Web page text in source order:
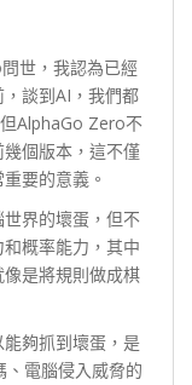
世，我認為已經
談到AI，我們都
AlphaGo Zero不
個版本，這不僅
要的意義。
界的壞蛋，但不
概率能力，其中
是將規則做成棋
夠抓到壞蛋，是
電腦侵入威脅的